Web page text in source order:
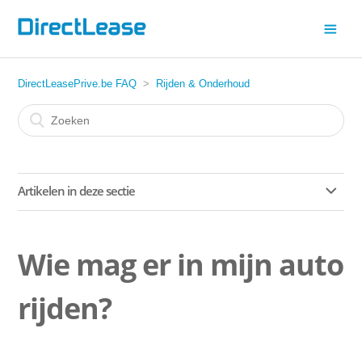
DirectLeasePrive.be FAQ Rijden & Onderhoud
Artikelen in deze sectie
Hoe vraag je een kopie van je verzekeringsbewijs aan?
Wie mag er in mijn auto rijden?
Wie mag er in mijn auto
rijden?